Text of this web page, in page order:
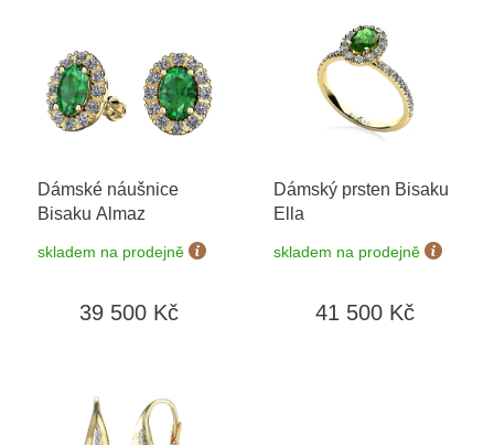
Dámské náušnice
Bisaku Almaz
skladem na prodejně
39 500 Kč
Dámský prsten Bisaku
Ella
skladem na prodejně
41 500 Kč